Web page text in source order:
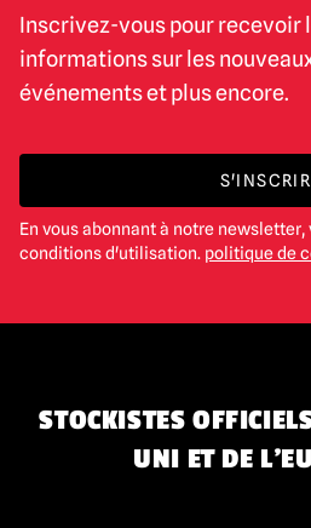
Inscrivez-vous pour recevoir
informations sur les
événements et plus encore.
En vous abonnant à notre
conditions d'utilisation. politique de
STOCKISTES
UNI ET DE